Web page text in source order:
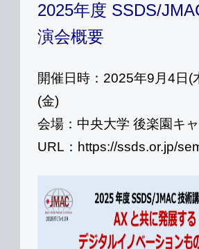
2025年度 SSDS/
演会概要
開催日時： 2025年9月4日(
(金)
会場： 中央大学 後楽園キ
URL：https://ssds.or.jp/